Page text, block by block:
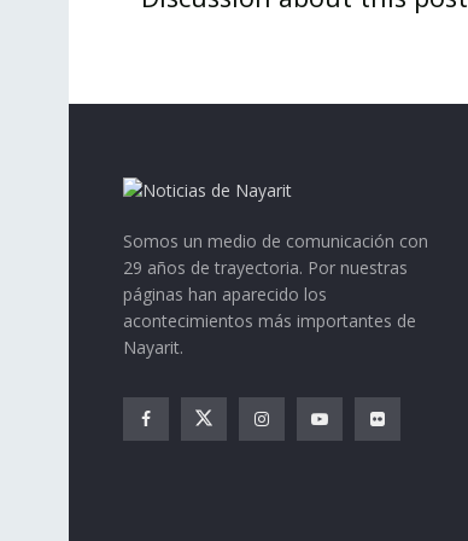
Somos un medio de comunicación con
29 años de trayectoria. Por nuestras
páginas han aparecido los
acontecimientos más importantes de
Nayarit.